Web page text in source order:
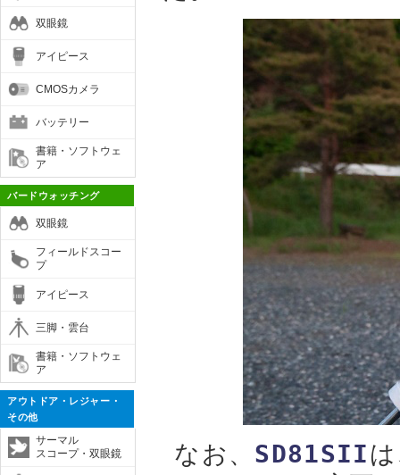
双眼鏡
アイピース
CMOSカメラ
バッテリー
書籍・ソフトウェ
ア
バードウォッチング
双眼鏡
フィールドスコー
プ
アイピース
三脚・雲台
書籍・ソフトウェ
ア
アウトドア・レジャー・
その他
サーマル
スコープ・双眼鏡
なお、 SD81SII